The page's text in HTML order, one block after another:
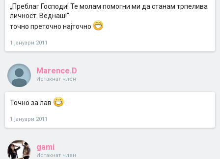
„Преблаг Господи! Те молам помогни ми да станам трпелива
личност. Веднаш!“
точно преточно најточно
1 јануари 2011
Marence.D
Истакнат член
Точно за лав
1 јануари 2011
gami
Истакнат член